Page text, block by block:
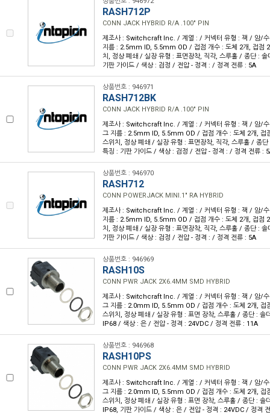
RASH712P
CONN JACK HYBRID R/A .100" PIN
제조사 : Switchcraft Inc. / 계열 : / 커넥터 유형 : 잭 / 암/수
지름 : 2.5mm ID, 5.5mm OD / 접점 개수 : 도체 2개, 접점
치, 정상 폐쇄 / 실장 유형 : 표면장착, 직각, 스루홀 / 종단 :
기판 가이드 / 색상 : 검정 / 전압 - 정격 : / 정격 전류 : 5A
상품번호 : 946971
RASH712BK
CONN JACK HYBRID R/A .100" PIN
제조사 : Switchcraft Inc. / 계열 : / 커넥터 유형 : 잭 / 암/수
그 지름 : 2.5mm ID, 5.5mm OD / 접점 개수 : 도체 2개, 접
스위치, 정상 폐쇄 / 실장 유형 : 표면장착, 직각, 스루홀 / 종
특징 : 기판 가이드 / 색상 : 검정 / 전압 - 정격 : / 정격 전류 :
상품번호 : 946970
RASH712
CONN POWERJACK MINI.1" RA HYBRID
제조사 : Switchcraft Inc. / 계열 : / 커넥터 유형 : 잭 / 암/수
지름 : 2.5mm ID, 5.5mm OD / 접점 개수 : 도체 2개, 접점
치, 정상 폐쇄 / 실장 유형 : 표면장착, 직각, 스루홀 / 종단 :
기판 가이드 / 색상 : 검정 / 전압 - 정격 : / 정격 전류 : 5A
상품번호 : 946969
RASH10S
CONN PWR JACK 2X6.4MM SMD HYBRID
제조사 : Switchcraft Inc. / 계열 : / 커넥터 유형 : 잭 / 암/수
그 지름 : 2.0mm ID, 5.5mm OD / 접점 개수 : 도체 2개, 접
스위치, 정상 폐쇄 / 실장 유형 : 표면 장착, 스루홀 / 종단 : 솔
IP68 / 색상 : 은 / 전압 - 정격 : 24VDC / 정격 전류 : 11A
상품번호 : 946968
RASH10PS
CONN PWR JACK 2X6.4MM SMD HYBRID
제조사 : Switchcraft Inc. / 계열 : / 커넥터 유형 : 잭 / 암/수
그 지름 : 2.0mm ID, 5.5mm OD / 접점 개수 : 도체 2개, 접
스위치, 정상 폐쇄 / 실장 유형 : 표면 장착, 스루홀 / 종단 : 솔
IP68, 기판 가이드 / 색상 : 은 / 전압 - 정격 : 24VDC / 정격